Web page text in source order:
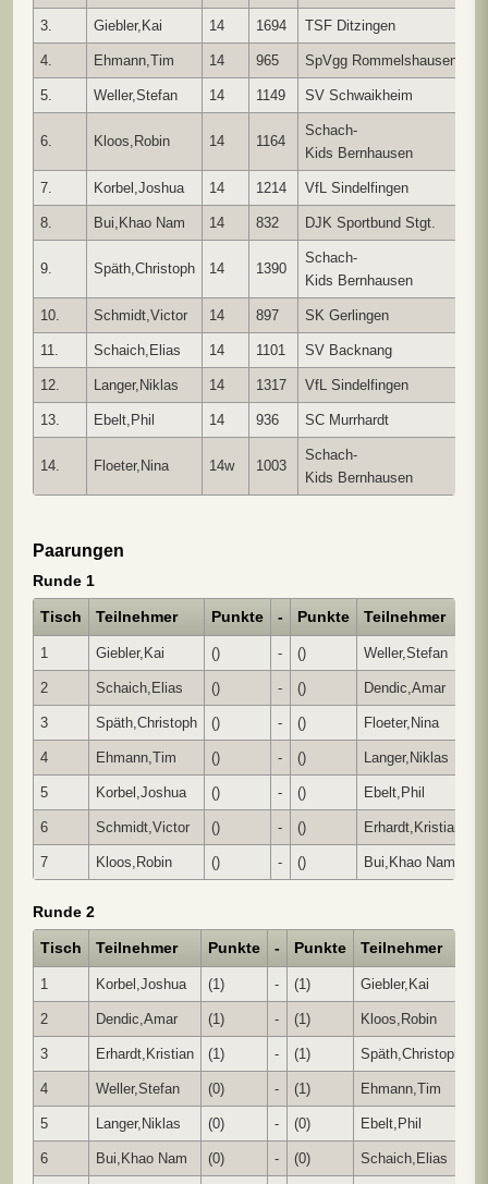
3. Giebler,Kai 14 1694 TSF Ditzingen
4. Ehmann,Tim 14 965 SpVgg Rommelshausen
5. Weller,Stefan 14 1149 SV Schwaikheim
6. Kloos,Robin 14 1164
Schach-
Kids Bernhausen
7. Korbel,Joshua 14 1214 VfL Sindelfingen
8. Bui,Khao Nam 14 832 DJK Sportbund Stgt.
9. Späth,Christoph 14 1390
Schach-
Kids Bernhausen
10. Schmidt,Victor 14 897 SK Gerlingen
11. Schaich,Elias 14 1101 SV Backnang
12. Langer,Niklas 14 1317 VfL Sindelfingen
13. Ebelt,Phil 14 936 SC Murrhardt
14. Floeter,Nina 14w 1003
Schach-
Kids Bernhausen
Paarungen
Runde 1
Tisch Teilnehmer Punkte - Punkte Teilnehmer
1 Giebler,Kai () - () Weller,Stefan
2 Schaich,Elias () - () Dendic,Amar
3 Späth,Christoph () - () Floeter,Nina
4 Ehmann,Tim () - () Langer,Niklas
5 Korbel,Joshua () - () Ebelt,Phil
6 Schmidt,Victor () - () Erhardt,Kristian
7 Kloos,Robin () - () Bui,Khao Nam
Runde 2
Tisch Teilnehmer Punkte - Punkte Teilnehmer
1 Korbel,Joshua (1) - (1) Giebler,Kai
2 Dendic,Amar (1) - (1) Kloos,Robin
3 Erhardt,Kristian (1) - (1) Späth,Christoph
4 Weller,Stefan (0) - (1) Ehmann,Tim
5 Langer,Niklas (0) - (0) Ebelt,Phil
6 Bui,Khao Nam (0) - (0) Schaich,Elias